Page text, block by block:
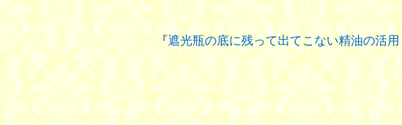
『遮光瓶の底に残って出てこない精油の活用